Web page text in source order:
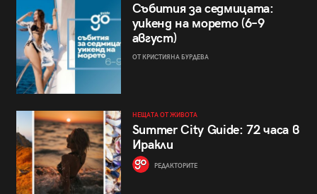
Събития за седмицата:
уикенд на морето (6–9
август)
ОТ КРИСТИЯНА БУРДЕВА
НЕЩАТА ОТ ЖИВОТА
Summer City Guide: 72 часа в
Иракли
РЕДАКТОРИТЕ